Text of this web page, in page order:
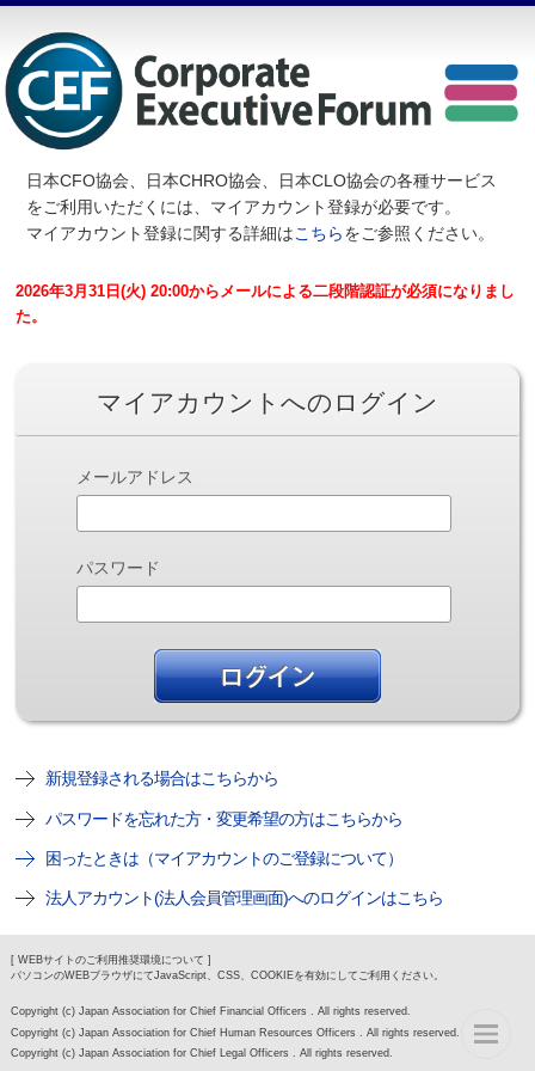
日本CFO協会、日本CHRO協会、日本CLO協会の各種サービス
をご利用いただくには、マイアカウント登録が必要です。
マイアカウント登録に関する詳細はこちらをご参照ください。
2026年3月31日(火) 20:00からメールによる二段階認証が必須になりまし
た。
マイアカウントへのログイン
メールアドレス
パスワード
新規登録される場合はこちらから
パスワードを忘れた方・変更希望の方はこちらから
困ったときは（マイアカウントのご登録について）
法人アカウント(法人会員管理画面)へのログインはこちら
[ WEBサイトのご利用推奨環境について ]
パソコンのWEBブラウザにてJavaScript、CSS、COOKIEを有効にしてご利用ください。
Copyright (c) Japan Association for Chief Financial Officers . All rights reserved.
Copyright (c) Japan Association for Chief Human Resources Officers . All rights reserved.
Copyright (c) Japan Association for Chief Legal Officers . All rights reserved.